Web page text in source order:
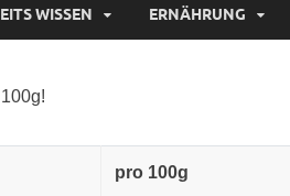
WISSEN ERNÄHRUNG
pro 100g